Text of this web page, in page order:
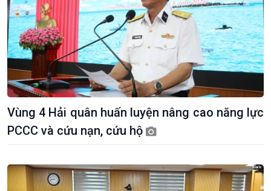
Vùng 4 Hải quân huấn luyện nâng cao năng lực
PCCC và cứu nạn, cứu hộ